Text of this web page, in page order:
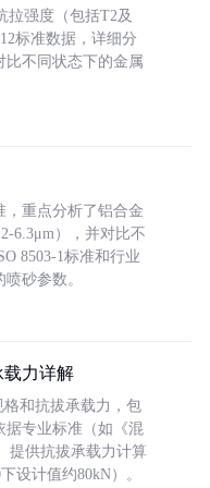
拉强度（包括T2及
标准数据，详细分
比不同状态下的金属
，重点分析了铝合金
6.3μm），并对比不
8503-1标准和行业
砂参数。
载力详解
和抗拔承载力，包
据专业标准（如《混
提供抗拔承载力计算
设计值约80kN）。